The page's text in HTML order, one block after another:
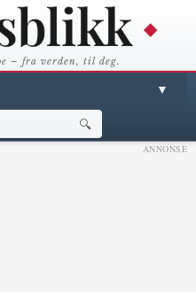
– fra verden, til deg.
▼
🔍
ANNONSE